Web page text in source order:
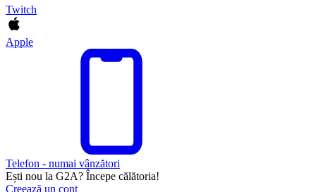
Twitch
Apple
Telefon - numai vânzători
Ești nou la G2A? Începe călătoria!
Creează un cont